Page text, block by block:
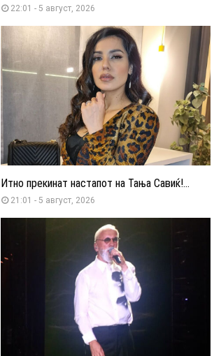
22:01 - 5 август, 2026
Итно прекинат настапот на Тања Савиќ!...
21:01 - 5 август, 2026